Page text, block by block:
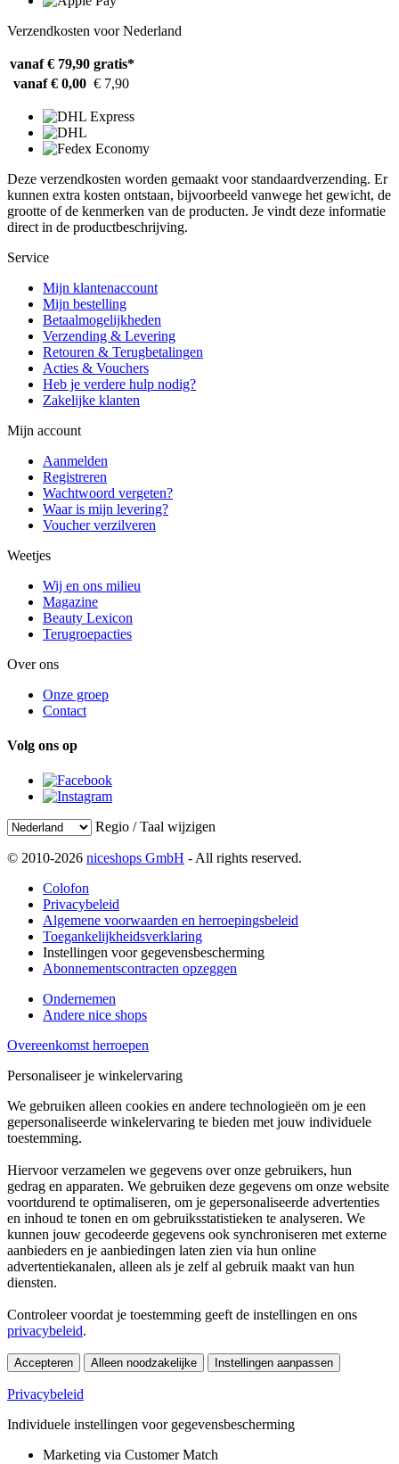
Verzendkosten voor Nederland
vanaf € 79,90 gratis*
vanaf € 0,00 € 7,90
Deze verzendkosten worden gemaakt voor standaardverzending. Er
kunnen extra kosten ontstaan, bijvoorbeeld vanwege het gewicht, de
grootte of de kenmerken van de producten. Je vindt deze informatie
direct in de productbeschrijving.
Service
Mijn klantenaccount
Mijn bestelling
Betaalmogelijkheden
Verzending & Levering
Retouren & Terugbetalingen
Acties & Vouchers
Heb je verdere hulp nodig?
Zakelijke klanten
Mijn account
Aanmelden
Registreren
Wachtwoord vergeten?
Waar is mijn levering?
Voucher verzilveren
Weetjes
Wij en ons milieu
Magazine
Beauty Lexicon
Terugroepacties
Over ons
Onze groep
Contact
Volg ons op
Regio / Taal wijzigen
© 2010-2026 niceshops GmbH - All rights reserved.
Colofon
Privacybeleid
Algemene voorwaarden en herroepingsbeleid
Toegankelijkheidsverklaring
Instellingen voor gegevensbescherming
Abonnementscontracten opzeggen
Ondernemen
Andere nice shops
Overeenkomst herroepen
Personaliseer je winkelervaring
We gebruiken alleen cookies en andere technologieën om je een
gepersonaliseerde winkelervaring te bieden met jouw individuele
toestemming.
Hiervoor verzamelen we gegevens over onze gebruikers, hun
gedrag en apparaten. We gebruiken deze gegevens om onze website
voortdurend te optimaliseren, om je gepersonaliseerde advertenties
en inhoud te tonen en om gebruiksstatistieken te analyseren. We
kunnen jouw gecodeerde gegevens ook synchroniseren met externe
aanbieders en je aanbiedingen laten zien via hun online
advertentiekanalen, alleen als je zelf al gebruik maakt van hun
diensten.
Controleer voordat je toestemming geeft de instellingen en ons
privacybeleid.
Accepteren Alleen noodzakelijke Instellingen aanpassen
Privacybeleid
Individuele instellingen voor gegevensbescherming
Marketing via Customer Match